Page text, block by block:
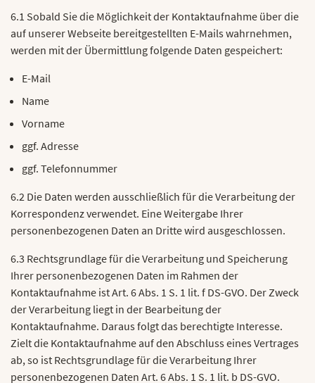
6.1 Sobald Sie die Möglichkeit der Kontaktaufnahme über die
auf unserer Webseite bereitgestellten E-Mails wahrnehmen,
werden mit der Übermittlung folgende Daten gespeichert:
E-Mail
Name
Vorname
ggf. Adresse
ggf. Telefonnummer
6.2 Die Daten werden ausschließlich für die Verarbeitung der
Korrespondenz verwendet. Eine Weitergabe Ihrer
personenbezogenen Daten an Dritte wird ausgeschlossen.
6.3 Rechtsgrundlage für die Verarbeitung und Speicherung
Ihrer personenbezogenen Daten im Rahmen der
Kontaktaufnahme ist Art. 6 Abs. 1 S. 1 lit. f DS-GVO. Der Zweck
der Verarbeitung liegt in der Bearbeitung der
Kontaktaufnahme. Daraus folgt das berechtigte Interesse.
Zielt die Kontaktaufnahme auf den Abschluss eines Vertrages
ab, so ist Rechtsgrundlage für die Verarbeitung Ihrer
personenbezogenen Daten Art. 6 Abs. 1 S. 1 lit. b DS-GVO.